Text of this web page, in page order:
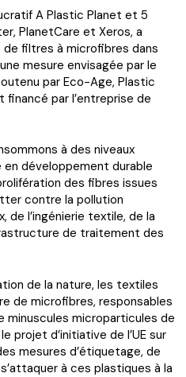
A Plastic Planet et 5
PlanetCare et Xeros, a
de filtres à microfibres dans
mesure envisagée par le
par Eco-Age, Plastic
financé par l’entreprise de
à des niveaux
développement durable
des fibres issues
contre la pollution
de l’ingénierie textile, de la
de traitement des
de la nature, les textiles
de microfibres, responsables
minuscules microparticules de
projet d’initiative de l’UE sur
mesures d’étiquetage, de
à ces plastiques à la